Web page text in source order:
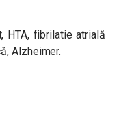
HTA, fibrilatie atrială
Alzheimer.